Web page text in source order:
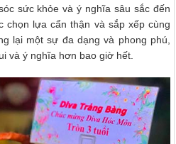
sức khỏe và ý nghĩa sâu sắc đến
chọn lựa cẩn thận và sắp xếp cùng
lại một sự đa dạng và phong phú,
và ý nghĩa hơn bao giờ hết.